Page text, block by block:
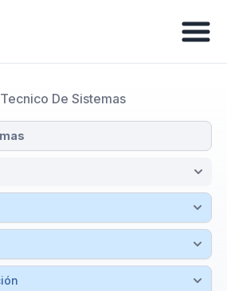
Tecnico De Sistemas